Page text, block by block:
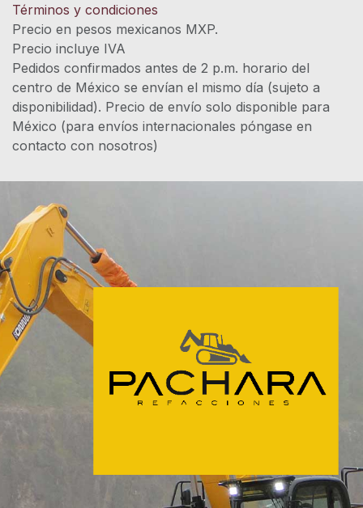
Términos y condiciones
Precio en pesos mexicanos MXP.
Precio incluye IVA
Pedidos confirmados antes de 2 p.m. horario del
centro de México se envían el mismo día (sujeto a
disponibilidad). Precio de envío solo disponible para
México (para envíos internacionales póngase en
contacto con nosotros)